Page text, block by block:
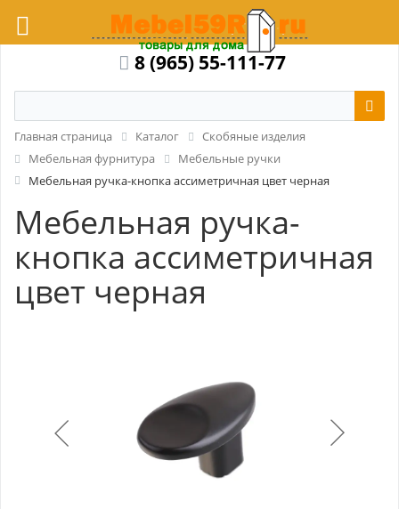
8 (965) 55-111-77
Главная страница Каталог
Скобяные изделия
Мебельная фурнитура
Мебельные ручки
Мебельная ручка-кнопка ассиметричная цвет черная
Мебельная ручка-
кнопка ассиметричная
цвет черная